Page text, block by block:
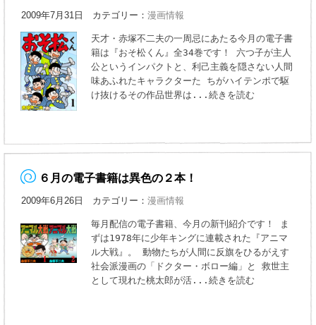
2009年7月31日 カテゴリー：漫画情報
天才・赤塚不二夫の一周忌にあたる今月の電子書
籍は『おそ松くん』全34巻です！ 六つ子が主人
公というインパクトと、利己主義を隠さない人間
味あふれたキャラクターた ちがハイテンポで駆
け抜けるその作品世界は ...続きを読む
６月の電子書籍は異色の２本！
2009年6月26日 カテゴリー：漫画情報
毎月配信の電子書籍、今月の新刊紹介です！ ま
ずは1978年に少年キングに連載された『アニマ
ル大戦』。 動物たちが人間に反旗をひるがえす
社会派漫画の「ドクター・ボロー編」と 救世主
として現れた桃太郎が活 ...続きを読む